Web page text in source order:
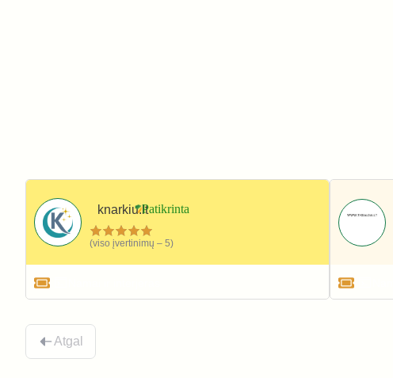
knarkiu.lt
(viso įvertinimų – 5)
Atgal